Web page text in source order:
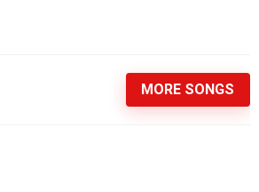
MORE SONGS